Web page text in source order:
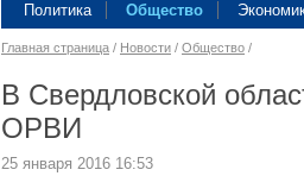
Политика Общество
Главная страница / Новости / Общество /
В Свердловской
ОРВИ
25 января 2016 16:53